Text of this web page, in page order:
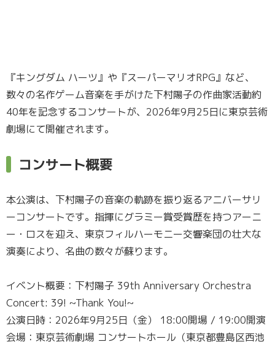
『キングダム ハーツ』や『スーパーマリオRPG』など、
数々の名作ゲーム音楽を手がけた下村陽子の作曲家活動約
40年を記念するコンサートが、2026年9月25日に東京芸術
劇場にて開催されます。
コンサート概要
本公演は、下村陽子の音楽の軌跡を振り返るアニバーサリ
ーコンサートです。指揮にグラミー賞受賞歴を持つアーニ
ー・ロスを迎え、東京フィルハーモニー交響楽団の壮大な
演奏により、名曲の数々が蘇ります。
イベント概要：下村陽子 39th Anniversary Orchestra
Concert: 39! ~Thank You!~
公演日時：2026年9月25日（金） 18:00開場 / 19:00開演
会場：東京芸術劇場 コンサートホール（東京都豊島区西池